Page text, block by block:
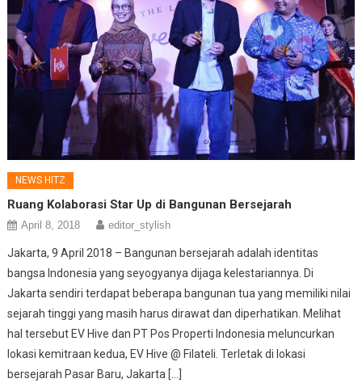
NEWS HITZ
Ruang Kolaborasi Star Up di Bangunan Bersejarah
April 8, 2018 editor_stylish
Jakarta, 9 April 2018 – Bangunan bersejarah adalah identitas
bangsa Indonesia yang seyogyanya dijaga kelestariannya. Di
Jakarta sendiri terdapat beberapa bangunan tua yang memiliki nilai
sejarah tinggi yang masih harus dirawat dan diperhatikan. Melihat
hal tersebut EV Hive dan PT Pos Properti Indonesia meluncurkan
lokasi kemitraan kedua, EV Hive @ Filateli. Terletak di lokasi
bersejarah Pasar Baru, Jakarta […]